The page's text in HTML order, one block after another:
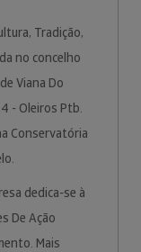
Tradição,
no concelho
Viana Do
- Oleiros Ptb.
Conservatória
dedica-se à
De Ação
Mais